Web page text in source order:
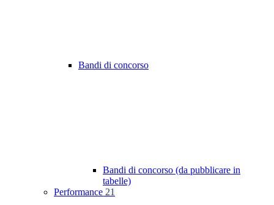
Bandi di concorso
Bandi di concorso (da pubblicare in
tabelle)
Performance 21